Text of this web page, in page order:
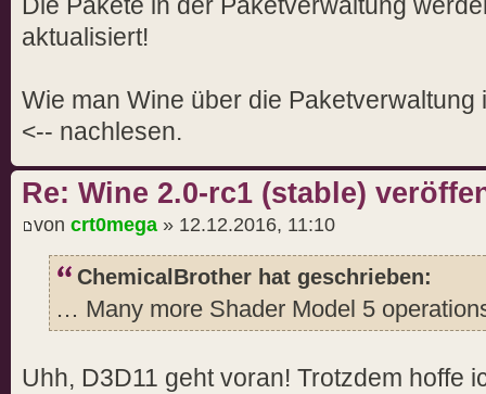
aktualisiert!
Wie man Wine über die
<-- nachlesen.
Re: Wine 2.0-rc1 (stable)
von crt0mega » 12.12.2016, 11:10
ChemicalBrother hat geschrieben:
… Many more Shader Model 5
Uhh, D3D11 geht voran! Trotzdem hoffe